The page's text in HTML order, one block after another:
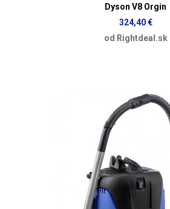
Dyson V8 Orgin
324,40 €
od Rightdeal.sk